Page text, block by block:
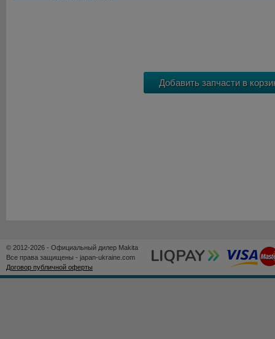
© 2012-2026 - Официальный дилер Makita
Все права защищены - japan-ukraine.com
Договор публичной оферты